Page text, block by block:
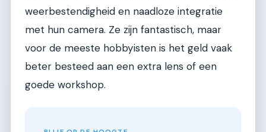
weerbestendigheid en naadloze integratie
met hun camera. Ze zijn fantastisch, maar
voor de meeste hobbyisten is het geld vaak
beter besteed aan een extra lens of een
goede workshop.